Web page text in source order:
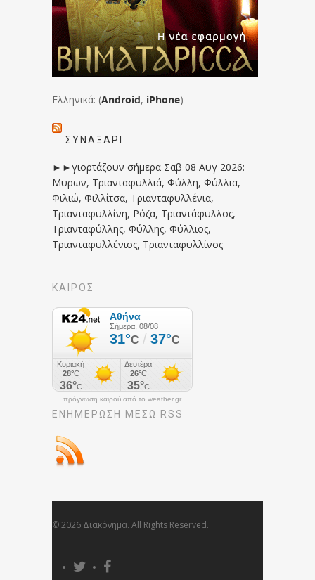
Ελληνικά: (Android, iPhone)
ΣΥΝΑΞΆΡΙ
►►γιορτάζουν σήμερα Σαβ 08 Αυγ 2026:
Μυρων, Τριανταφυλλιά, Φύλλη, Φύλλια,
Φιλιώ, Φιλλίτσα, Τριανταφυλλένια,
Τριανταφυλλίνη, Ρόζα, Τριαντάφυλλος,
Τριανταφύλλης, Φύλλης, Φύλλιος,
Τριανταφυλλένιος, Τριανταφυλλίνος
ΚΑΙΡΟΣ
πρόγνωση καιρού από το weather.gr
ΕΝΗΜΈΡΩΣΉ ΜΕΣΩ RSS
© 2026 Διακόνημα. All Rights Reserved.